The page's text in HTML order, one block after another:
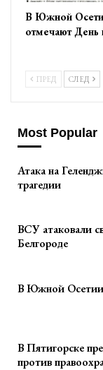
В Южной
отмечают День
ПРЕД СЛЕД
Most Popular
Атака на
трагедии
ВСУ атаковали
Белгороде
В Южной Осетии
В Пятигорске
против